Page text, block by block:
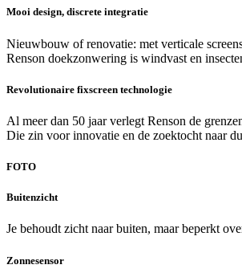
Mooi design, discrete integratie
Nieuwbouw of renovatie: met verticale
Renson doekzonwering is windvast en
Revolutionaire fixscreen technologie
Al meer dan 50 jaar verlegt Renson de
Die zin voor innovatie en de zoektocht naar
FOTO
Buitenzicht
Je behoudt zicht naar buiten, maar beperkt
Zonnesensor